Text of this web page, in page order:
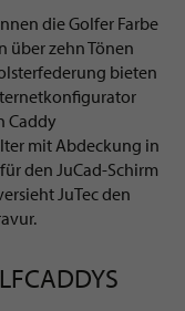
die Golfer Farbe
über zehn Tönen
bieten
Caddy
mit Abdeckung in
den JuCad-Schirm
JuTec den